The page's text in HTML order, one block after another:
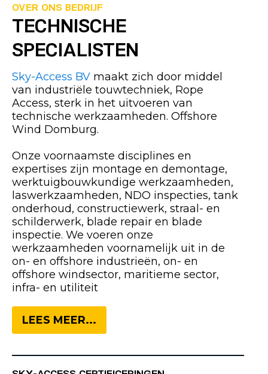
OVER ONS BEDRIJF
TECHNISCHE
SPECIALISTEN
Sky-Access BV maakt zich door middel
van industriële touwtechniek, Rope
Access, sterk in het uitvoeren van
technische werkzaamheden. Offshore
Wind Domburg.
Onze voornaamste disciplines en
expertises zijn montage en demontage,
werktuigbouwkundige werkzaamheden,
laswerkzaamheden, NDO inspecties, tank
onderhoud, constructiewerk, straal- en
schilderwerk, blade repair en blade
inspectie. We voeren onze
werkzaamheden voornamelijk uit in de
on- en offshore industrieën, on- en
offshore windsector, maritieme sector,
infra- en utiliteit
LEES MEER...